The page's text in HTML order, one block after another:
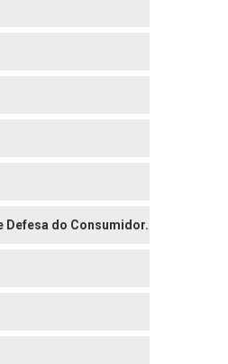
Defesa do Consumidor.